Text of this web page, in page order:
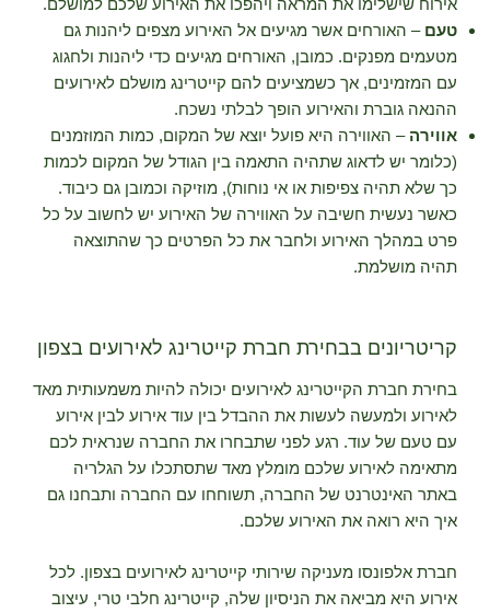
אירוח שישלימו את המראה ויהפכו את האירוע שלכם למושלם.
טעם – האורחים אשר מגיעים אל האירוע מצפים ליהנות גם
מטעמים מפנקים. כמובן, האורחים מגיעים כדי ליהנות ולחגוג
עם המזמינים, אך כשמציעים להם קייטרינג מושלם לאירועים
ההנאה גוברת והאירוע הופך לבלתי נשכח.
אווירה – האווירה היא פועל יוצא של המקום, כמות המוזמנים
(כלומר יש לדאוג שתהיה התאמה בין הגודל של המקום לכמות
כך שלא תהיה צפיפות או אי נוחות), מוזיקה וכמובן גם כיבוד.
כאשר נעשית חשיבה על האווירה של האירוע יש לחשוב על כל
פרט במהלך האירוע ולחבר את כל הפרטים כך שהתוצאה
תהיה מושלמת.
קריטריונים בבחירת חברת קייטרינג לאירועים בצפון
בחירת חברת הקייטרינג לאירועים יכולה להיות משמעותית מאד
לאירוע ולמעשה לעשות את ההבדל בין עוד אירוע לבין אירוע
עם טעם של עוד. רגע לפני שתבחרו את החברה שנראית לכם
מתאימה לאירוע שלכם מומלץ מאד שתסתכלו על הגלריה
באתר האינטרנט של החברה, תשוחחו עם החברה ותבחנו גם
איך היא רואה את האירוע שלכם.
חברת אלפונסו מעניקה שירותי קייטרינג לאירועים בצפון. לכל
אירוע היא מביאה את הניסיון שלה, קייטרינג חלבי טרי, עיצוב